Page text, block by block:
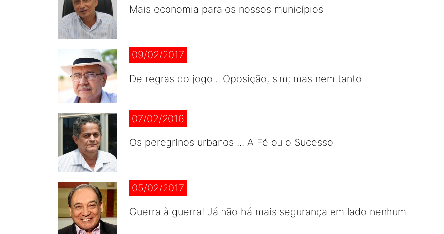
Mais economia para os nossos municípios
09/02/2017
De regras do jogo... Oposição, sim; mas nem tanto
07/02/2016
Os peregrinos urbanos ... A Fé ou o Sucesso
05/02/2017
Guerra à guerra! Já não há mais segurança em lado nenhum